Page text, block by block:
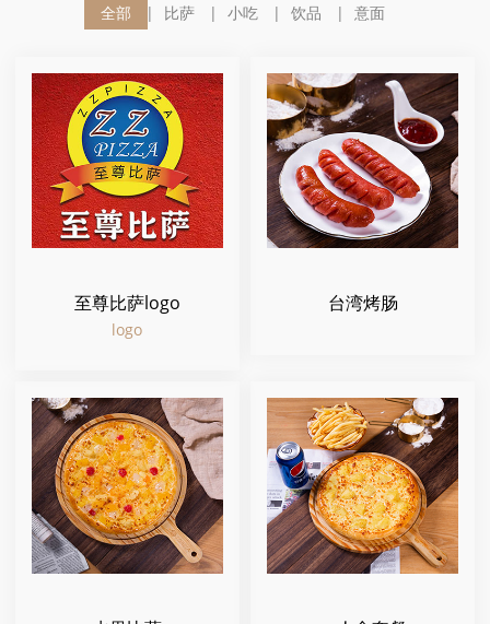
全部 比萨 小吃 饮品 意面
至尊比萨logo
logo
台湾烤肠